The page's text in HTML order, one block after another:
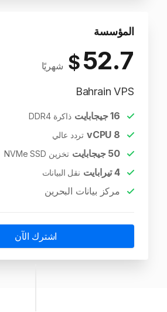
المؤسسة
52.7
$ شهريًا
Bahrain VPS
16جيجابايت ذاكرة DDR4
8 تردد عالي
50 جيجابايت تخزين NVMe SSD
4تيرابايت نقل البيانات
مركز بيانات البحرين
اشترك الآن